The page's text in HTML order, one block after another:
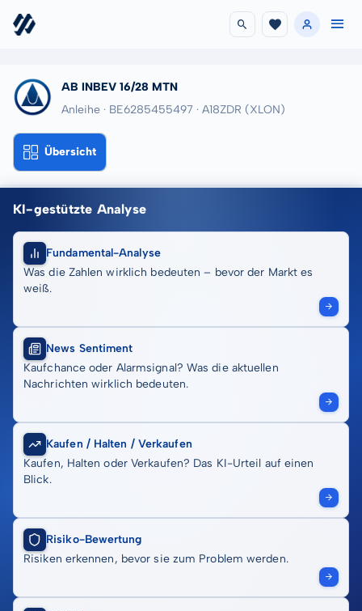
AB INBEV 16/28 MTN
Anleihe · BE6285455497 · A18ZDR (XLON)
Übersicht
KI-gestützte Analyse
Fundamental-Analyse
Was die Zahlen wirklich bedeuten – bevor der Markt es
weiß.
News Sentiment
Kaufchance oder Alarmsignal? Was die aktuellen
Nachrichten wirklich bedeuten.
Kaufen / Halten / Verkaufen
Kaufen, Halten oder Verkaufen? Das KI-Urteil auf einen
Blick.
Risiko-Bewertung
Risiken erkennen, bevor sie zum Problem werden.